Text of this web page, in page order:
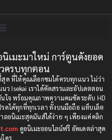
1996
1992
1990
1988
1985
เมะมาใหม่ การ์ตูนดังยอด
ครบทุกตอน
ด ที่ให้คุณเลือกชมได้ครบทุกแนว ไม่ว่า
Isekai เราได้คัดสรรและอัปเดตตอน
ใจ พร้อมคุณภาพความคมชัดระดับ HD
ดได้ทุกที่ทุกเวลา ทั้งบนมือถือ แท็บเล็ต
ลอนิเมะสุดมันส์ได้ง่าย ๆ เพียงแค่คลิก
ดูอนิเมะออนไลน์ฟรี อัพเดตล่าสุด
ใคร